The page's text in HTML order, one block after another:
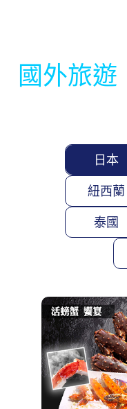
國外旅遊
日本
紐西蘭
泰國